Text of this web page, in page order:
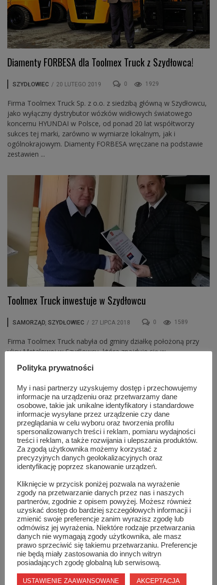
Diamenty FORBESA dla Toolmex Truck z Szydłowca!
SZYDŁOWIEC / 20 LUTEGO 2019 0 1929
Firma Toolmex Truck Sp. z o.o. z siedzibą główną w Szydłowcu,
jako wyłączny dystrybutor wózków widłowych światowego
koncernu HYUNDAI w Polsce, od ponad 20 lat współtworzy
sukces tej marki, zarówno w wymiarze lokalnym, jak i
ogólnokrajowym. Diamenty FORBESA wręczane na podstawie
zestawien ...
Toolmex Truck inwestuje w Szydłowcu
SAMORZĄD SZYDŁOWIEC / 27 LIPCA 2018 0 1589
Firma Toolmex Truck nabyła od gminy działkę położoną przy
ulicy Metalowej w Szydłowcu, która znajduje się w
Toolmex Truck inwestuje w rozwój firmy
SZYDŁOWIEC / 30 MARCA 2018 0 3614
W związku z planowanym rozwojem firmy Toolmex Truck
zarząd spółki podjął decyzję o zakupie działki położonej przy
ulicy Metalowej w Szydłowcu, która znajduje się w
starachowickiej Specjalnej Strefie Ekonomicznej.
Polityka prywatności
My i nasi partnerzy uzyskujemy dostęp i przechowujemy
informacje na urządzeniu oraz przetwarzamy dane
osobowe, takie jak unikalne identyfikatory i standardowe
informacje wysyłane przez urządzenie czy dane
przeglądania w celu wyboru oraz tworzenia profilu
spersonalizowanych treści i reklam, pomiaru wydajności
treści i reklam, a także rozwijania i ulepszania produktów.
Za zgodą użytkownika możemy korzystać z
precyzyjnych danych geolokalizacyjnych oraz
identyfikację poprzez skanowanie urządzeń.
Kliknięcie w przycisk poniżej pozwala na wyrażenie
zgody na przetwarzanie danych przez nas i naszych
partnerów, zgodnie z opisem powyżej. Możesz również
uzyskać dostęp do bardziej szczegółowych informacji i
zmienić swoje preferencje zanim wyrazisz zgodę lub
odmówisz jej wyrażenia. Niektóre rodzaje przetwarzania
danych nie wymagają zgody użytkownika, ale masz
prawo sprzeciwić się takiemu przetwarzaniu. Preferencje
nie będą miały zastosowania do innych witryn
posiadających zgodę globalną lub serwisową.
USTAWIENIE ZAAWANSOWANE AKCEPTACJA